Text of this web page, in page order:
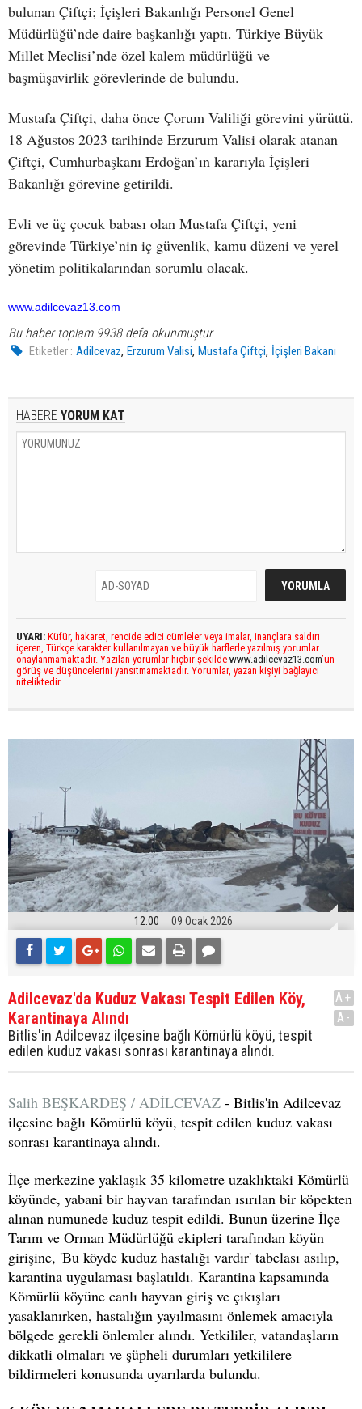
bulunan Çiftçi; İçişleri Bakanlığı Personel Genel
Müdürlüğü’nde daire başkanlığı yaptı. Türkiye Büyük
Millet Meclisi’nde özel kalem müdürlüğü ve
başmüşavirlik görevlerinde de bulundu.
Mustafa Çiftçi, daha önce Çorum Valiliği görevini yürüttü.
18 Ağustos 2023 tarihinde Erzurum Valisi olarak atanan
Çiftçi, Cumhurbaşkanı Erdoğan’ın kararıyla İçişleri
Bakanlığı görevine getirildi.
Evli ve üç çocuk babası olan Mustafa Çiftçi, yeni
görevinde Türkiye’nin iç güvenlik, kamu düzeni ve yerel
yönetim politikalarından sorumlu olacak.
www.adilcevaz13.com
Bu haber toplam 9938 defa okunmuştur
Etiketler : Adilcevaz,Erzurum Valisi,Mustafa Çiftçi, İçişleri Bakanı
HABERE YORUM KAT
UYARI: Küfür, hakaret, rencide edici cümleler veya imalar, inançlara saldırı
içeren, Türkçe karakter kullanılmayan ve büyük harflerle yazılmış yorumlar
onaylanmamaktadır. Yazılan yorumlar hiçbir şekilde www.adilcevaz13.com’un
görüş ve düşüncelerini yansıtmamaktadır. Yorumlar, yazan kişiyi bağlayıcı
niteliktedir.
12:00 09 Ocak 2026
Adilcevaz'da Kuduz Vakası Tespit Edilen Köy,
Karantinaya Alındı
Bitlis'in Adilcevaz ilçesine bağlı Kömürlü köyü, tespit
edilen kuduz vakası sonrası karantinaya alındı.
A+
A-
Salih BEŞKARDEŞ / ADİLCEVAZ - Bitlis'in Adilcevaz
ilçesine bağlı Kömürlü köyü, tespit edilen kuduz vakası
sonrası karantinaya alındı.
İlçe merkezine yaklaşık 35 kilometre uzaklıktaki Kömürlü
köyünde, yabani bir hayvan tarafından ısırılan bir köpekten
alınan numunede kuduz tespit edildi. Bunun üzerine İlçe
Tarım ve Orman Müdürlüğü ekipleri tarafından köyün
girişine, 'Bu köyde kuduz hastalığı vardır' tabelası asılıp,
karantina uygulaması başlatıldı. Karantina kapsamında
Kömürlü köyüne canlı hayvan giriş ve çıkışları
yasaklanırken, hastalığın yayılmasını önlemek amacıyla
bölgede gerekli önlemler alındı. Yetkililer, vatandaşların
dikkatli olmaları ve şüpheli durumları yetkililere
bildirmeleri konusunda uyarılarda bulundu.